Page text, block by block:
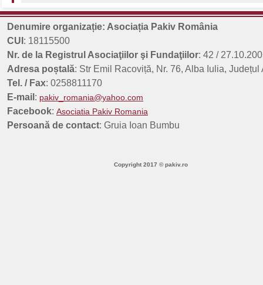
Comunicat de presă: 8 aprilie 2026 - Ziua internațională a Romilor
Rezultate finale concurs planuri de afaceri - 312197 - Sesiunea a 3-a
Data: 18.09.2025 În urma evaluării planurilor de afaceri depuse în c [...]
Denumire organizație: Asociația Pakiv România
CUI : 18115500
Nr. de la Registrul Asociaţiilor şi Fundaţiilor: 42 /
Adresa poștală: Str Emil Racoviță, Nr. 76, Alba Iulia, Județul
Tel. / Fax: 0258811170
E-mail : pakiv_romania@yahoo.com
Facebook: Asociatia Pakiv Romania
Persoană de contact: Gruia Ioan Bumbu
Copyright 2017 © pakiv.ro